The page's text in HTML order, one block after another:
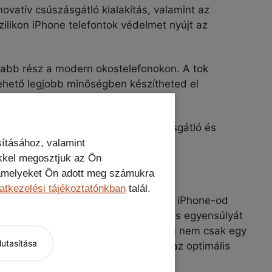
valamint
megosztjuk az Ön
Ön adott meg számukra
tájékoztatónkban talál.
csúszásgátló kialakítás, valamint az
iPhone telefontok védelmet nyújt az
rész a modern okostelefonokon. A tok
legjobb minőségben készítheted el
Az ujjlenyomatmentes, kopásgátló és
kompromisszumokat kötni az iPhone-od
és a kiváló védelem tökéletes egyensúlyát
a telefonodat. Egy iPhone telefon nem csak egy
amely minden szempontból az optimális